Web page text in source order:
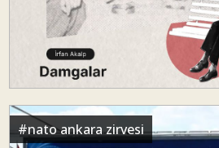
#nato ankara zirvesi